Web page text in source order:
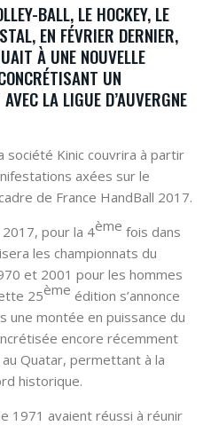
BALL, LE HOCKEY, LE
EN FÉVRIER DERNIER,
À UNE NOUVELLE
UN
LA LIGUE D’AUVERGNE
Kinic couvrira à partir
axées sur le
de France HandBall 2017.
pour la 4ème fois dans
les championnats du
et 2001 pour les hommes
25ème édition s’annonce
montée en puissance du
encore récemment
Quatar, permettant à la
historique.
1971 avaient réussi à réunir